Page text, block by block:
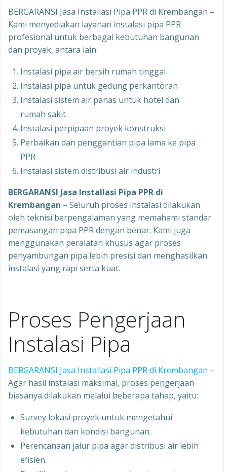
BERGARANSI Jasa Installasi Pipa PPR di Krembangan –
Kami menyediakan layanan instalasi pipa PPR
profesional untuk berbagai kebutuhan bangunan
dan proyek, antara lain:
Instalasi pipa air bersih rumah tinggal
Instalasi pipa untuk gedung perkantoran
Instalasi sistem air panas untuk hotel dan
rumah sakit
Instalasi perpipaan proyek konstruksi
Perbaikan dan penggantian pipa lama ke pipa
PPR
Instalasi sistem distribusi air industri
BERGARANSI Jasa Installasi Pipa PPR di
Krembangan – Seluruh proses instalasi dilakukan
oleh teknisi berpengalaman yang memahami standar
pemasangan pipa PPR dengan benar. Kami juga
menggunakan peralatan khusus agar proses
penyambungan pipa lebih presisi dan menghasilkan
instalasi yang rapi serta kuat.
Proses Pengerjaan
Instalasi Pipa
BERGARANSI Jasa Installasi Pipa PPR di Krembangan –
Agar hasil instalasi maksimal, proses pengerjaan
biasanya dilakukan melalui beberapa tahap, yaitu:
Survey lokasi proyek untuk mengetahui
kebutuhan dan kondisi bangunan.
Perencanaan jalur pipa agar distribusi air lebih
efisien.